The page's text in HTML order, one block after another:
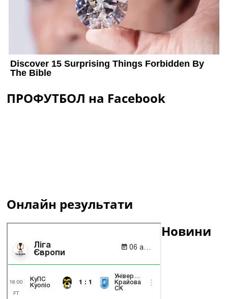
ПРОФУТБОЛ на Facebook
Онлайн результати
Новини